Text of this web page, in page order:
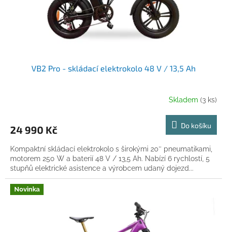
VB2 Pro - skládací elektrokolo 48 V / 13,5 Ah
Skladem (3 ks)
24 990 Kč Do košíku
Kompaktní skládací elektrokolo s širokými 20″ pneumatikami,
motorem 250 W a baterií 48 V / 13,5 Ah. Nabízí 6 rychlostí, 5
stupňů elektrické asistence a výrobcem udaný dojezd...
Novinka